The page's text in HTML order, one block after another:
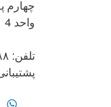
چهارم
واحد 4
تلفن: ۲۸۴۲۱۹۸۸-۰۲۱ - ۲۶۴۰۳۳۵۹-۰۲۱
پشتیبانی 24/7 :